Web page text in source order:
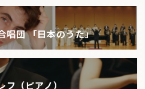
唱団 「日本のうた」
（ピアノ）